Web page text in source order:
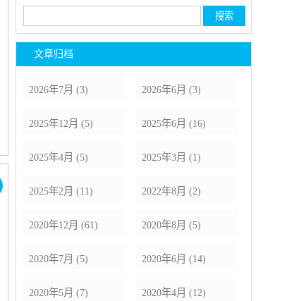
文章归档
2026年7月 (3) 2026年6月 (3)
2025年12月 (5) 2025年6月 (16)
2025年4月 (5) 2025年3月 (1)
2025年2月 (11) 2022年8月 (2)
2020年12月 (61) 2020年8月 (5)
2020年7月 (5) 2020年6月 (14)
2020年5月 (7) 2020年4月 (12)